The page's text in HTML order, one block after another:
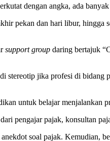
dengan angka, ada
pekan dan hari libur, hingga
support group daring bertajuk
jika profesi di bidang
untuk belajar menjalankan
pajak, konsultan
soal pajak. Kemudian,